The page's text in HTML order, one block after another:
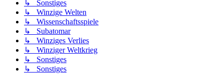
↳ Sonstiges
↳ Winzige Welten
↳ Wissenschaftsspiele
↳ Subatomar
↳ Winziges Verlies
↳ Winziger Weltkrieg
↳ Sonstiges
↳ Sonstiges